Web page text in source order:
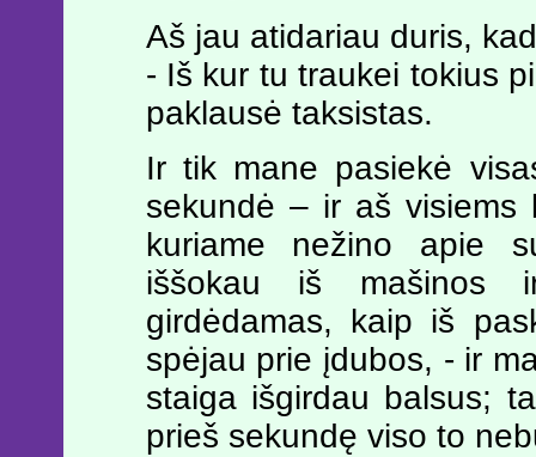
Aš jau atidariau duris,
- Iš kur tu traukei tokius
paklausė taksistas.
Ir tik mane pasiekė
sekundė – ir aš visiems
kuriame nežino apie
iššokau iš mašinos
girdėdamas, kaip iš
spėjau prie įdubos, - ir
staiga išgirdau balsus;
prieš sekundę viso to